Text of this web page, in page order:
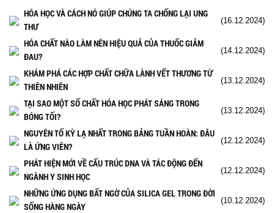
HÓA HỌC VÀ CÁCH NÓ GIÚP CHÚNG TA CHỐNG LẠI UNG
THƯ
(16.12.2024)
HÓA CHẤT NÀO LÀM NÊN HIỆU QUẢ CỦA THUỐC GIẢM
ĐAU?
(14.12.2024)
KHÁM PHÁ CÁC HỢP CHẤT CHỮA LÀNH VẾT THƯƠNG TỪ
THIÊN NHIÊN
(13.12.2024)
TẠI SAO MỘT SỐ CHẤT HÓA HỌC PHÁT SÁNG TRONG
BÓNG TỐI?
(13.12.2024)
NGUYÊN TỐ KỲ LẠ NHẤT TRONG BẢNG TUẦN HOÀN: ĐÂU
LÀ ỨNG VIÊN?
(12.12.2024)
PHÁT HIỆN MỚI VỀ CẤU TRÚC DNA VÀ TÁC ĐỘNG ĐẾN
NGÀNH Y SINH HỌC
(12.12.2024)
NHỮNG ỨNG DỤNG BẤT NGỜ CỦA SILICA GEL TRONG ĐỜI
SỐNG HÀNG NGÀY
(10.12.2024)